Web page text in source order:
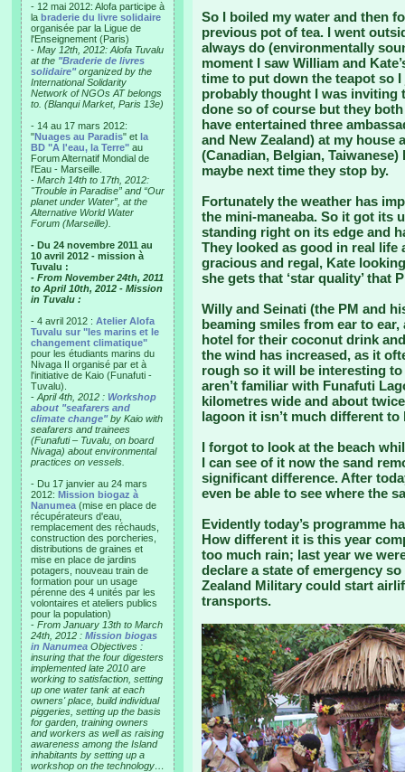
- 12 mai 2012: Alofa participe à
la braderie du livre solidaire
organisée par la Ligue de
l'Enseignement (Paris)
- May 12th, 2012: Alofa Tuvalu
at the "Braderie de livres
solidaire"organized by the
International Solidarity
Network of NGOs AT belongs
to. (Blanqui Market, Paris 13e)
- 14 au 17 mars 2012:
"Nuages au Paradis" et la
BD "A l'eau, la Terre" au
Forum Alternatif Mondial de
l'Eau - Marseille.
- March 14th to 17th, 2012:
"Trouble in Paradise” and “Our
planet under Water”, at the
Alternative World Water
Forum (Marseille).
- Du 24 novembre 2011 au
10 avril 2012 - mission à
Tuvalu :
- From November 24th, 2011
to April 10th, 2012 - Mission
in Tuvalu :
- 4 avril 2012 : Atelier Alofa
Tuvalu sur "les marins et le
changement climatique"
pour les étudiants marins du
Nivaga II organisé par et à
l'initiative de Kaio (Funafuti -
Tuvalu).
- April 4th, 2012 : Workshop
about "seafarers and
climate change"by Kaio with
seafarers and trainees
(Funafuti – Tuvalu, on board
Nivaga) about environmental
practices on vessels.
- Du 17 janvier au 24 mars
2012: Mission biogaz à
Nanumea (mise en place de
récupérateurs d'eau,
remplacement des réchauds,
construction des porcheries,
distributions de graines et
mise en place de jardins
potagers, nouveau train de
formation pour un usage
pérenne des 4 unités par les
volontaires et ateliers publics
pour la population)
- From January 13th to March
24th, 2012 : Mission biogas
in Nanumea Objectives :
insuring that the four digesters
implemented late 2010 are
working to satisfaction, setting
up one water tank at each
owners' place, build individual
piggeries, setting up the basis
for garden, training owners
and workers as well as raising
awareness among the Island
inhabitants by setting up a
workshop on the technology…
So I boiled my water and then
previous pot of tea. I went
always do (environmentally
moment I saw William and
time to put down the teapot so
probably thought I was inviting
done so of course but they
have entertained three
and New Zealand) at my
(Canadian, Belgian,
maybe next time they stop by.
Fortunately the weather has
the mini-maneaba. So it got its
standing right on its edge and
They looked as good in real life
gracious and regal, Kate
she gets that ‘star quality’ that
Willy and Seinati (the PM and
beaming smiles from ear to
hotel for their coconut drink
the wind has increased, as it
rough so it will be interesting
aren’t familiar with Funafuti
kilometres wide and about
lagoon it isn’t much different
I forgot to look at the beach
I can see of it now the sand
significant difference. After
even be able to see where the
Evidently today’s programme
How different it is this year
too much rain; last year we
declare a state of emergency
Zealand Military could start
transports.